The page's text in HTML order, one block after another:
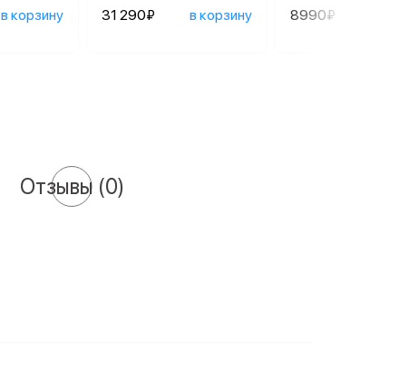
в корзину 31 290₽ в корзину 8990₽
Отзывы (0)